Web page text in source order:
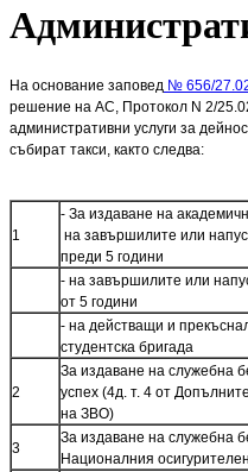
На основание заповед № 656/
решение на АС, Протокол N 2/
административни услуги за
събират такси, както следва:
1
- За издаване на
на завършилите или
преди 5 години
- на завършилите или
от 5 години
- на действащи и
студентска бригада
2
За издаване на служебна
успех (4д. т. 4 от
на ЗВО)
3
За издаване на служебна
Националния